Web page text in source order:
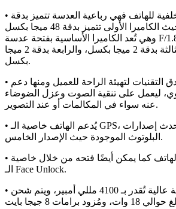
• أما عن الكاميرا الخلفية للهاتف فهي رباعية العدسة تتميز بدقة
تصويرها ووضوحها، حيث الكاميرا الأولى تتميز بدقة 48 ميجا بكسل
وهي تُعد الكاميرا الأساسية بفتحة عدسة F/1.8، والكاميرا الثانية بدقة
8 ميجا بكسل، والثالثة بدقة 2 ميجا بكسل، والرابعة بدقة 2 ميجا
بكسل.
• تم تزويد الهاتف بأدق التقنيات لتهيئة الراحة للعميل ومنها دعم
ليعمل على تنقية الصوت وعزل الضوضاء
عنه سواء في المكالمات أو عند التصوير.
• يُدعم الهاتف خاصية الـ GPS، كما أنه مُزود بأحدث إصدارات
البلوتوث الموجودة حيث الإصدار الخامس.
• مُزود بالبصمة لفتح الهاتف كما يمكن أيضًا فتحه من خلال خاصية
الـ Face Unlock.
• يتميز بسعة بطارية عالية تُقدر بـ 4100 مللي أمبير، ويتم شحن